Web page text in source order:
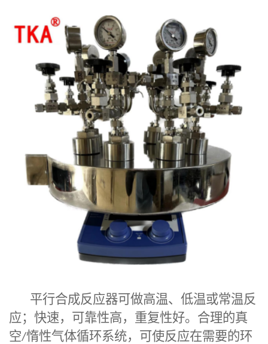
平行合成反应器可做高温、低温或常温反
应；快速，可靠性高，重复性好。合理的真
空/惰性气体循环系统，可使反应在需要的环